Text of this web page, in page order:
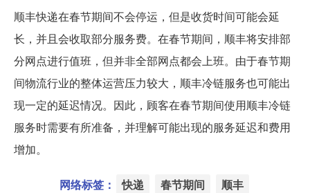
顺丰快递在春节期间不会停运，但是收货时间可能会延
长，并且会收取部分服务费。在春节期间，顺丰将安排部
分网点进行值班，但并非全部网点都会上班。由于春节期
间物流行业的整体运营压力较大，顺丰冷链服务也可能出
现一定的延迟情况。因此，顾客在春节期间使用顺丰冷链
服务时需要有所准备，并理解可能出现的服务延迟和费用
增加。
网络标签： 快递 春节期间 顺丰